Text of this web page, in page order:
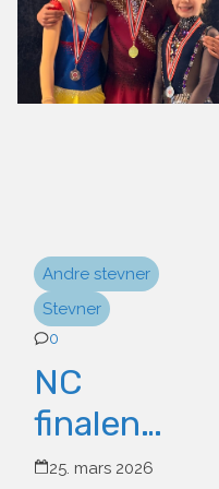
Andre stevner
Stevner
0
NC
finalen
2026:
25. mars 2026